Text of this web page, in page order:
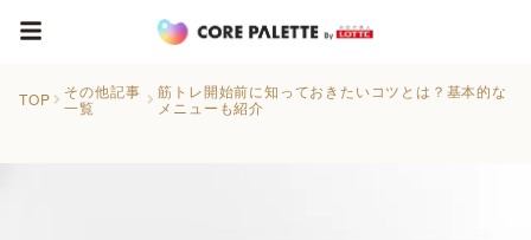
TOP
その他記事
一覧
筋トレ開始前に知っておきたいコツとは？基本的な
メニューも紹介